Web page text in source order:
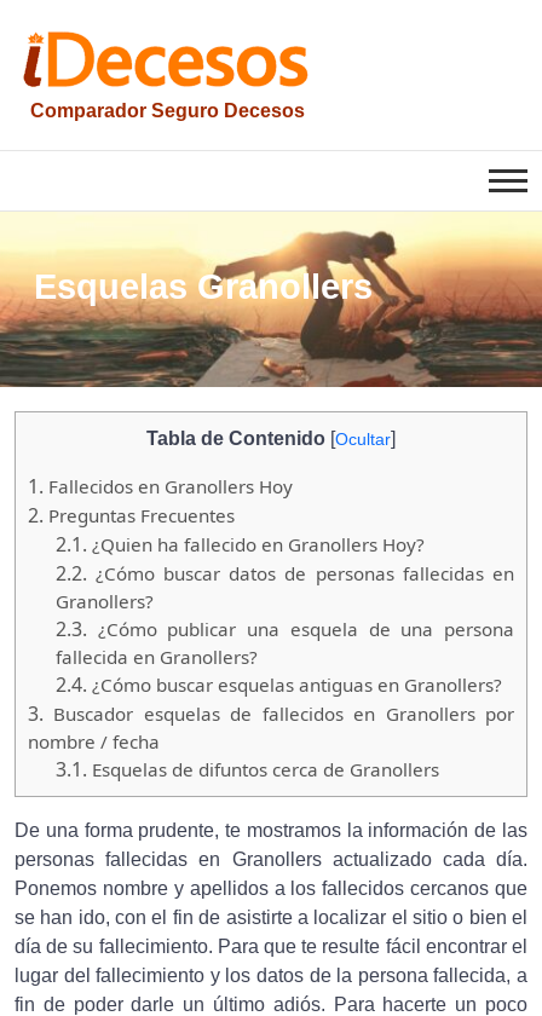
contenido
Comparador Seguro Decesos
iesquelas
Esquelas Granollers
Tabla de Contenido [Ocultar]
1. Fallecidos en Granollers Hoy
2. Preguntas Frecuentes
2.1. ¿Quien ha fallecido en Granollers Hoy?
2.2. ¿Cómo buscar datos de personas fallecidas en
Granollers?
2.3. ¿Cómo publicar una esquela de una persona
fallecida en Granollers?
2.4. ¿Cómo buscar esquelas antiguas en Granollers?
3. Buscador esquelas de fallecidos en Granollers por
nombre / fecha
3.1. Esquelas de difuntos cerca de Granollers
De una forma prudente, te mostramos la información de las
personas fallecidas en Granollers actualizado cada día.
Ponemos nombre y apellidos a los fallecidos cercanos que
se han ido, con el fin de asistirte a localizar el sitio o bien el
día de su fallecimiento. Para que te resulte fácil encontrar el
lugar del fallecimiento y los datos de la persona fallecida, a
fin de poder darle un último adiós. Para hacerte un poco